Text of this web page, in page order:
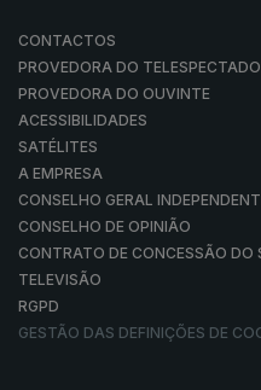
CONTACTOS
PROVEDORA DO
PROVEDORA DO OUVINTE
ACESSIBILIDADES
SATÉLITES
A EMPRESA
CONSELHO GERAL
CONSELHO DE OPINIÃO
CONTRATO DE CONCESSÃO DO
TELEVISÃO
RGPD
GESTÃO DAS DEFINIÇÕES DE